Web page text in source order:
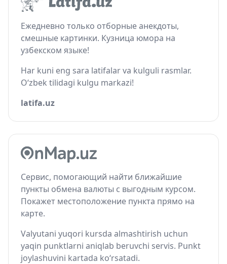
Ежедневно только отборные анекдоты,
смешные картинки. Кузница юмора на
узбекском языке!
Har kuni eng sara latifalar va kulguli rasmlar.
O‘zbek tilidagi kulgu markazi!
latifa.uz
Сервис, помогающий найти ближайшие
пункты обмена валюты с выгодным курсом.
Покажет местоположение пункта прямо на
карте.
Valyutani yuqori kursda almashtirish uchun
yaqin punktlarni aniqlab beruvchi servis. Punkt
joylashuvini kartada ko‘rsatadi.